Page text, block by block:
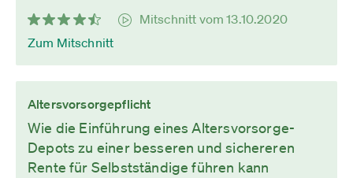
Mitschnitt vom 13.10.2020
Zum Mitschnitt
Altersvorsorgepflicht
Wie die Einführung eines Altersvorsorge-
Depots zu einer besseren und sichereren
Rente für Selbstständige führen kann